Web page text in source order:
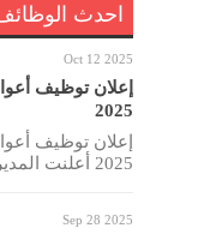
احدث
Oct 12 2025
إعلان توظيف
2025
إعلان توظيف
2025 أعلنت المديرية العامة للأمن
Sep 28 2025